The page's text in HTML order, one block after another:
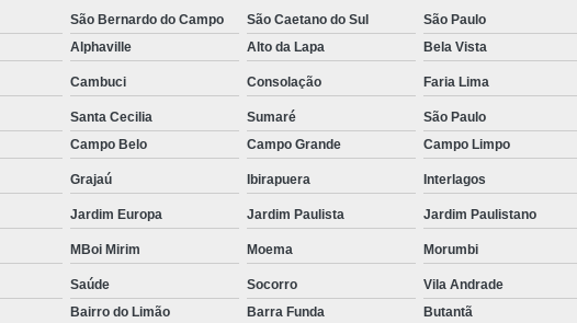
Tratamento Hiperbárico Claudicação Intermitente
Tratamento Hiperbárico de úlcera Varicosa
Tratamento Hiperbárico em Campina Grande
Tratamento Hiperbárico em São Paulo
Tratamento Hiperbárico em Taubaté
Tratamento Câmara Hiperbárica
Tratamento Feridas Câmara
São Bernardo do Campo São Caetano do Sul São Paulo
Alphaville Alto da Lapa Bela Vista
Cambuci Consolação Faria Lima
Santa Cecilia Sumaré São Paulo
Campo Belo Campo Grande Campo Limpo
Grajaú Ibirapuera Interlagos
Jardim Europa Jardim Paulista Jardim Paulistano
MBoi Mirim Moema Morumbi
Saúde Socorro Vila Andrade
Bairro do Limão Barra Funda Butantã